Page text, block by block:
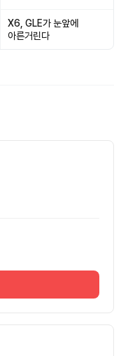
X6, GLE가 눈앞에
아른거린다